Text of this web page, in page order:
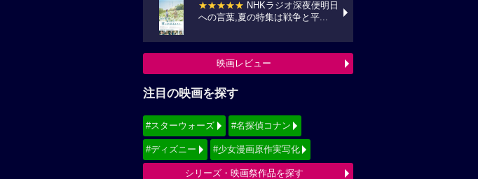
★★★★★ NHKラジオ深夜便明日
への言葉,夏の特集は戦争と平...
映画レビュー
注目の映画を探す
#スターウォーズ #名探偵コナン
#ディズニー #少女漫画原作実写化
シリーズ・映画祭作品を探す